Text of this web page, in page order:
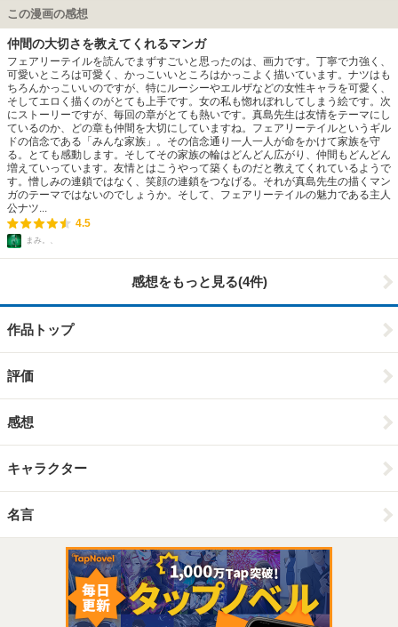
この漫画の感想
仲間の大切さを教えてくれるマンガ
フェアリーテイルを読んでまずすごいと思ったのは、画力です。丁寧で力強く、
可愛いところは可愛く、かっこいいところはかっこよく描いています。ナツはも
ちろんかっこいいのですが、特にルーシーやエルザなどの女性キャラを可愛く、
そしてエロく描くのがとても上手です。女の私も惚れぼれしてしまう絵です。次
にストーリーですが、毎回の章がとても熱いです。真島先生は友情をテーマにし
ているのか、どの章も仲間を大切にしていますね。フェアリーテイルというギル
ドの信念である「みんな家族」。その信念通り一人一人が命をかけて家族を守
る。とても感動します。そしてその家族の輪はどんどん広がり、仲間もどんどん
増えていっています。友情とはこうやって築くものだと教えてくれているようで
す。憎しみの連鎖ではなく、笑顔の連鎖をつなげる。それが真島先生の描くマン
ガのテーマではないのでしょうか。そして、フェアリーテイルの魅力である主人
公ナツ...
4.5
まみ。、
感想をもっと見る(4件)
作品トップ
評価
感想
キャラクター
名言